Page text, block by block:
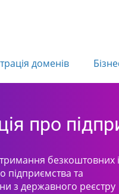
доменів
про
безкоштовних і
підприємства та
з державного реєстру